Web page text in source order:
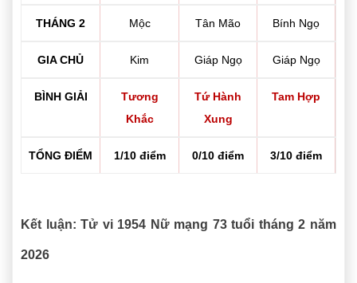
THÁNG 2 Mộc Tân Mão Bính Ngọ
GIA CHỦ Kim Giáp Ngọ Giáp Ngọ
BÌNH GIẢI
Tương
Khắc
Tứ Hành
Xung
Tam Hợp
TỔNG ĐIỂM 1/10 điểm 0/10 điểm 3/10 điểm
Kết luận: Tử vi 1954 Nữ mạng 73 tuổi tháng 2 năm
2026